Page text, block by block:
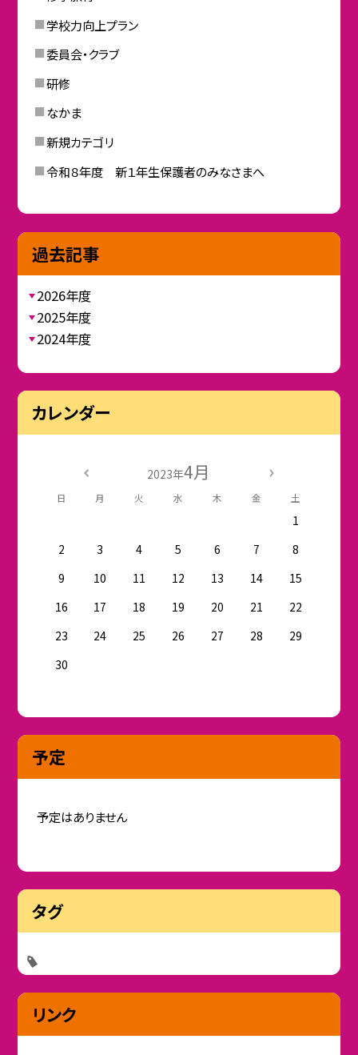
学校力向上プラン
委員会・クラブ
研修
なかま
新規カテゴリ
令和８年度 新１年生保護者のみなさまへ
過去記事
2026年度
2025年度
2024年度
カレンダー
2023年4月
日 月 火 水 木 金 土
1
2
3 4 5 6 7
8
9
10 11 12 13 14
15
16
17 18 19 20 21
22
23
24 25 26 27 28
29
30
予定
予定はありません
タグ
リンク